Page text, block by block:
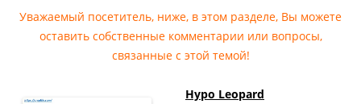
Уважаемый посетитель, ниже, в этом разделе, Вы можете
оставить собственные комментарии или вопросы,
связанные с этой темой!
Hypo Leopard